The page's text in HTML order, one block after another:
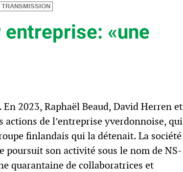
TRANSMISSION
«une
2023, Raphaël Beaud, David Herren et
actions de l’entreprise yverdonnoise, qui
finlandais qui la détenait. La société
poursuit son activité sous le nom de NS-
quarantaine de collaboratrices et